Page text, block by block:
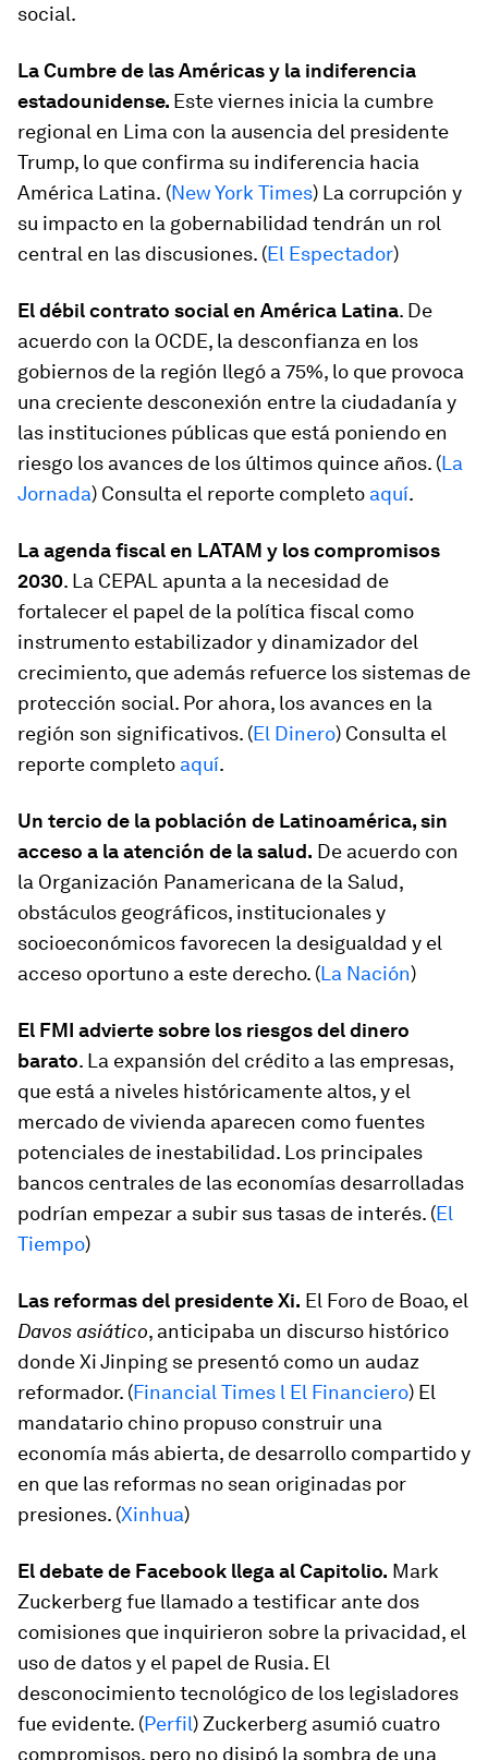
social.
La Cumbre de las Américas y la indiferencia
estadounidense. Este viernes inicia la cumbre
regional en Lima con la ausencia del presidente
Trump, lo que confirma su indiferencia hacia
América Latina. (New York Times) La corrupción y
su impacto en la gobernabilidad tendrán un rol
central en las discusiones. (El Espectador)
El débil contrato social en América Latina. De
acuerdo con la OCDE, la desconfianza en los
gobiernos de la región llegó a 75%, lo que provoca
una creciente desconexión entre la ciudadanía y
las instituciones públicas que está poniendo en
riesgo los avances de los últimos quince años. (La
Jornada) Consulta el reporte completo aquí.
La agenda fiscal en LATAM y los compromisos
2030. La CEPAL apunta a la necesidad de
fortalecer el papel de la política fiscal como
instrumento estabilizador y dinamizador del
crecimiento, que además refuerce los sistemas de
protección social. Por ahora, los avances en la
región son significativos. (El Dinero) Consulta el
reporte completo aquí.
Un tercio de la población de Latinoamérica, sin
acceso a la atención de la salud. De acuerdo con
la Organización Panamericana de la Salud,
obstáculos geográficos, institucionales y
socioeconómicos favorecen la desigualdad y el
acceso oportuno a este derecho. (La Nación)
El FMI advierte sobre los riesgos del dinero
barato. La expansión del crédito a las empresas,
que está a niveles históricamente altos, y el
mercado de vivienda aparecen como fuentes
potenciales de inestabilidad. Los principales
bancos centrales de las economías desarrolladas
podrían empezar a subir sus tasas de interés. (El
Tiempo)
Las reformas del presidente Xi. El Foro de Boao, el
Davos asiático, anticipaba un discurso histórico
donde Xi Jinping se presentó como un audaz
reformador. (Financial Times l El Financiero) El
mandatario chino propuso construir una
economía más abierta, de desarrollo compartido y
en que las reformas no sean originadas por
presiones. (Xinhua)
El debate de Facebook llega al Capitolio. Mark
Zuckerberg fue llamado a testificar ante dos
comisiones que inquirieron sobre la privacidad, el
uso de datos y el papel de Rusia. El
desconocimiento tecnológico de los legisladores
fue evidente. (Perfil) Zuckerberg asumió cuatro
compromisos, pero no disipó la sombra de una